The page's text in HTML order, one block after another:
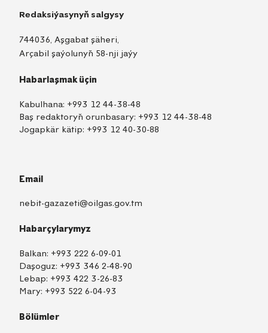
Redaksiýasynyň salgysy
744036, Aşgabat şäheri,
Arçabil şaýolunyň 58-nji jaýy
Habarlaşmak üçin
Kabulhana: +993 12 44-38-48
Baş redaktoryň orunbasary: +993 12 44-38-48
Jogapkär kätip: +993 12 40-30-88
Email
nebit-gazazeti@oilgas.gov.tm
Habarçylarymyz
Balkan: +993 222 6-09-01
Daşoguz: +993 346 2-48-90
Lebap: +993 422 3-26-83
Mary: +993 522 6-04-93
Bölümler